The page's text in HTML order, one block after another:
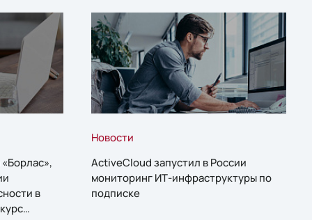
в
Новости
ActiveCloud запустил в России
мониторинг ИТ-инфраструктуры по
подписке